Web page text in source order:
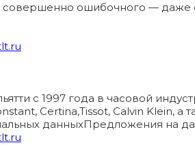
совершенно ошибочного — даже
с 1997 года в часовой
Certina,Tissot, Calvin Klein, а
данныхПредложения на